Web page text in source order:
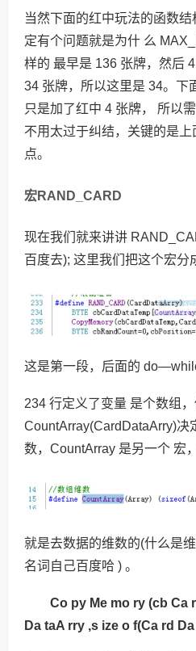
当然下面的红中玩法的函数
定有个问题就是为什 么
样的 最早是 136 张牌，然后
34 张牌，所以这里是 34。下
只是加了红中 4 张牌， 所以
不用太过于纠结，关键的是
点。
宏RAND_CARD
现在我们就来讲讲
百度去); 这里我们把这个宏分
这是第一段，后面的
234 行定义了变量 是个数组
CountArray(CardDataArry)决
数，CountArray 是另一个 宏
就是去数据的维数的(什么是
名词自己百度哈 ) 。
Co py Me mo ry (cb Ca
Da taA rry ,s ize o f(Ca rd